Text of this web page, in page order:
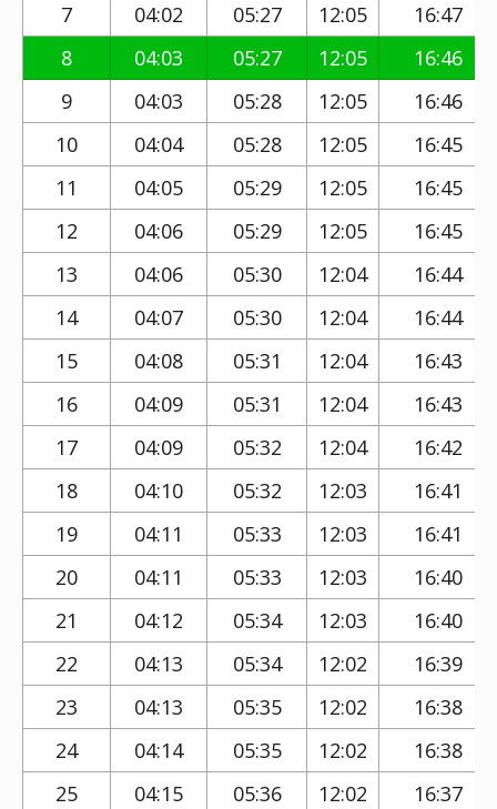
7
04:02 05:27 12:05
16:47
8
04:03 05:27 12:05
16:46
9
04:03 05:28 12:05
16:46
10
04:04 05:28 12:05
16:45
11
04:05 05:29 12:05
16:45
12
04:06 05:29 12:05
16:45
13
04:06 05:30 12:04
16:44
14
04:07 05:30 12:04
16:44
15
04:08 05:31 12:04
16:43
16
04:09 05:31 12:04
16:43
17
04:09 05:32 12:04
16:42
18
04:10 05:32 12:03
16:41
19
04:11 05:33 12:03
16:41
20
04:11 05:33 12:03
16:40
21
04:12 05:34 12:03
16:40
22
04:13 05:34 12:02
16:39
23
04:13 05:35 12:02
16:38
24
04:14 05:35 12:02
16:38
25
04:15 05:36 12:02 16:37